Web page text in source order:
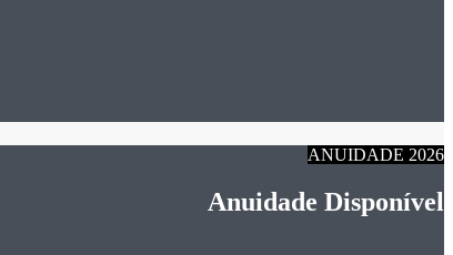
ANUIDADE 2026
Anuidade Disponível